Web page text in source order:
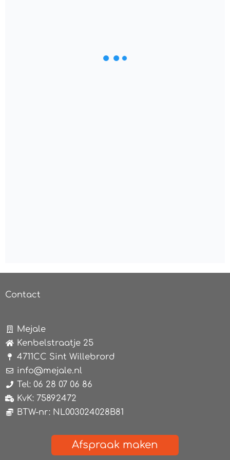
Contact
Mejale
Kenbelstraatje 25
4711CC Sint Willebrord
info@mejale.nl
Tel: 06 28 07 06 86
KvK: 75892472
BTW-nr: NL003024028B81
Afspraak maken